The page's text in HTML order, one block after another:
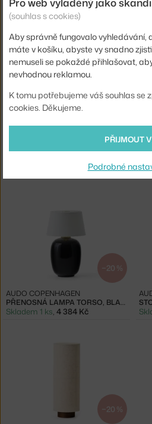
MLÝNKY BOTTLE, BARLEY
AUDO COPENHAGEN
−20 %
PŘENOSNÁ LAMPA TORSO, RUBY
AUDO COPENHAGEN
4 384 Kč
−20 %
PŘENOSNÁ LAMPA TORSO, BLACK
AUDO COPENHAGEN
Skladem 1 ks, 4 384 Kč
−20 %
(souhlas s cookies)
Aby správně fungovalo
máte v košíku, abyste vy snadno
nemuseli se pokaždé přihlašovat,
nevhodnou reklamou.
K tomu potřebujeme váš souhlas se
cookies. Děkujeme.
PŘIJMOUT
Podrobné